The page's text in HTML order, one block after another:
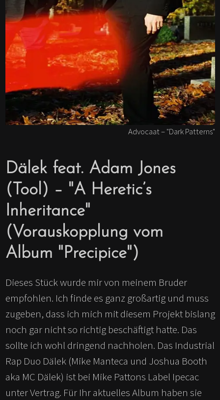
Advocaat – "Dark Patterns"
Dälek feat. Adam Jones
(Tool) – "A Heretic’s
Inheritance"
(Vorauskopplung vom
Album "Precipice")
Dieses Stück wurde mir von meinem Bruder
empfohlen. Ich finde es ganz großartig und muss
zugeben, dass ich mich mit diesem Projekt bislang
noch gar nicht so richtig beschäftigt hatte. Das
sollte ich wohl dringend nachholen. Das Industrial
Rap Duo Dälek (Mike Manteca und Joshua Booth
aka MC Dälek) ist bei Mike Pattons Label Ipecac
unter Vertrag. Für Ihr aktuelles Album haben sie